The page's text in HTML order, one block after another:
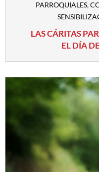
PARROQUIALES,
LAS CÁRITAS
EL DÍA